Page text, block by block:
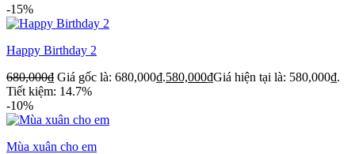
-15%
Happy Birthday 2
680,000₫ Giá gốc là: 680,000₫.580,000₫Giá hiện tại là: 580,000₫.
Tiết kiệm: 14.7%
-10%
Mùa xuân cho em